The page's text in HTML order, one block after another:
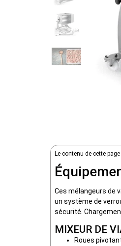
Le contenu de cette
Ces mélangeurs de
un système de
sécurité.
MIXEUR DE
Roues